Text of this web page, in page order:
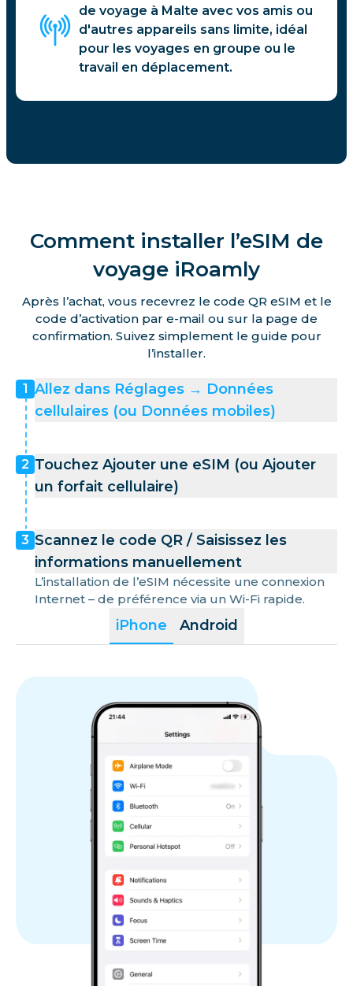
de voyage à Malte avec vos amis ou
d'autres appareils sans limite, idéal
pour les voyages en groupe ou le
travail en déplacement.
Comment installer l’eSIM de
voyage iRoamly
Après l’achat, vous recevrez le code QR eSIM et le
code d’activation par e-mail ou sur la page de
confirmation. Suivez simplement le guide pour
l’installer.
iPhone Android
1 Allez dans Réglages → Données
cellulaires (ou Données mobiles)
2 Touchez Ajouter une eSIM (ou Ajouter
un forfait cellulaire)
3 Scannez le code QR / Saisissez les
informations manuellement
L’installation de l’eSIM nécessite une connexion
Internet – de préférence via un Wi-Fi rapide.